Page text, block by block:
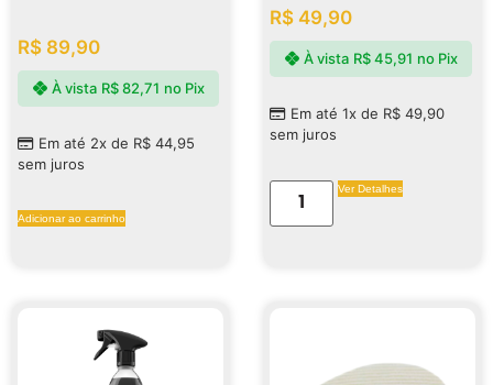
R$ 89,90
Em até 2x de R$ 44,95
sem juros
À vista R$82,71 no Pix
Adicionar ao carrinho
R$ 49,90
Em até 1x de R$ 49,90
sem juros
À vista R$45,91 no Pix
Ver Detalhes